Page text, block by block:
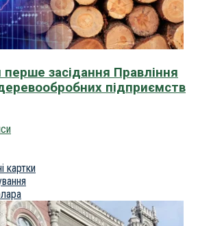
перше засідання Правління
деревообробних підприємств
картки